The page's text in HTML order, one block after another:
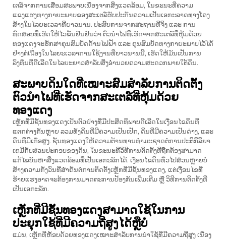
ເຕລ໌ຈາກການເສື່ອມສະພາບເນື່ອງຈາກສິ່ງແວດລ້ອມ, ໃນຂະນະທີ່ຄວາມ
ແຂງແຮງທາງກາຍະພາບຂອງສະເຕລ໌ຮັບປະກັນຄວາມເປັນເອກະລາດທາງໂຄງ
ສ້າງໃນໄລຍະເວລາທີ່ຍາວນານ. ປະສົບການຈາກສະຖານທີ່ຈິງ ແລະ ການ
ທົດສອບທີ່ເຮັດໃຫ້ໄວຂຶ້ນຢືນຢັນວ່າ ຕົວນຳໄຟທີ່ເຮັດຈາກສະເຕລ໌ທີ່ຫຸ້ມດ້ວຍ
ທອງແດງຈະຮັກສາຄຸນສົມບັດດ້ານໄຟຟ້າ ແລະ ຄຸນສົມບັດທາງກາຍະພາບໄວ້ໄດ້
ຢ່າງຕໍ່เนື່ອງໃນໄລຍະເວລາການໃຊ້ງານທີ່ຍາວນານນີ້, ເຮັດໃຫ້ມັນເປັນການ
ລົງທຶນທີ່ດີເລີດໃນໄລຍະຍາວສຳລັບສິ່ງອຳນວຍຄວາມສະດວກພາຍໃຕ້ດິນ.
ສະພາບດິນໃດທີ່ເໝາະສົມສຳລັບການຕິດຕັ້ງ
ຕົວນຳໄຟທີ່ເຮັດຈາກສະເຕລ໌ທີ່ຫຸ້ມດ້ວຍ
ທອງແດງ
ເຫຼັກທີ່ມີຊັ້ນທອງແດງເປັນຕົວຢ່າງທີ່ມີປະສິດທິພາບດີເລີດໃນເງື່ອນໄຂດິນທີ່
ແຕກຕ່າງກັນຫຼາຍ ລວມທັງດິນທີ່ມີຄວາມເປັນເປັກ, ດິນທີ່ມີຄວາມເປັນດ່າງ, ແລະ
ດິນທີ່ມີເກືອສູງ. ຊັ້ນທອງແດງໃຫ້ຄວາມຕ້ານທານທຳມະຊາດຕໍ່ການປະຕິກິລິຍາ
ເຄມີກັບສ່ວນປະກອບຂອງດິນ, ໃນຂະນະທີ່ວິທີການຕິດຕັ້ງທີ່ຖືກຕ້ອງສາມາດ
ແກ້ໄຂບັນຫາສິ່ງແວດລ້ອມທີ່ເປັນເອກະລັກໄດ້. ເງື່ອນໄຂດິນທົ່ວໄປສ່ວນຫຼາຍບໍ່
ສ້າງຄວາມກັງວົນທີ່ສຳຄັນຕໍ່ການຕິດຕັ້ງເຫຼັກທີ່ມີຊັ້ນທອງແດງ, ແຕ່ເງື່ອນໄຂທີ່
ຮ້າຍແຮງອາດຈະຕ້ອງການມາດຕະການປ້ອງກັນເພີ່ມເຕີມ ຫຼື ວິທີການຕິດຕັ້ງທີ່
ເປັນເອກະລັກ.
ເຫຼັກທີ່ມີຊັ້ນທອງແດງສາມາດໃຊ້ໃນການ
ປະຍຸກໃຊ້ທີ່ມີຄວາມຖີ່ສູງໄດ້ຫຼືບໍ່
ແມ່ນ, ເຫຼັກທີ່ຫໍ້ອບດ້ວຍທອງແດງເໝາະສຳລັບການນຳໃຊ້ທີ່ມີຄວາມຖີ່ສູງ ເນື່ອງ